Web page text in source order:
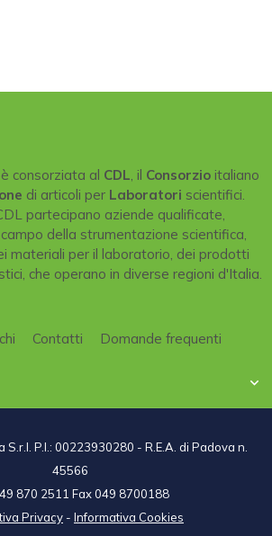
consorziata al CDL , il Consorzioitaliano
di articoli per Laboratori scientifici.
partecipano aziende qualificate,
della strumentazione scientifica,
materiali per il laboratorio, dei prodotti
che operano in diverse regioni d'Italia.
Contatti Domande frequenti

P.I.: 00223930280 - R.E.A. di Padova n.
45566
870 2511 Fax 049 8700188
Privacy - Informativa Cookies